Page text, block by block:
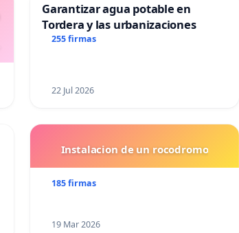
Garantizar agua potable en
Tordera y las urbanizaciones
255 firmas
22 Jul 2026
Instalacion de un rocodromo
185 firmas
19 Mar 2026